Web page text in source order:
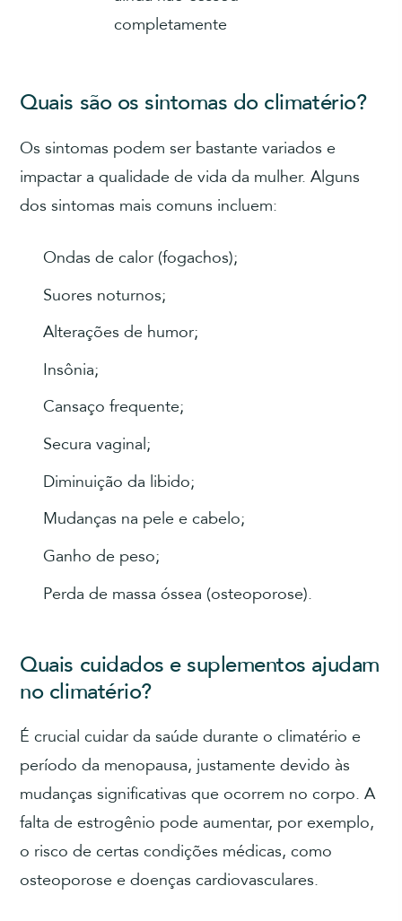
completamente
Quais são os sintomas do climatério?
Os sintomas podem ser bastante variados e
impactar a qualidade de vida da mulher. Alguns
dos sintomas mais comuns incluem:
Ondas de calor (fogachos);
Suores noturnos;
Alterações de humor;
Insônia;
Cansaço frequente;
Secura vaginal;
Diminuição da libido;
Mudanças na pele e cabelo;
Ganho de peso;
Perda de massa óssea (osteoporose).
Quais cuidados e suplementos ajudam
no climatério?
É crucial cuidar da saúde durante o climatério e
período da menopausa, justamente devido às
mudanças significativas que ocorrem no corpo. A
falta de estrogênio pode aumentar, por exemplo,
o risco de certas condições médicas, como
osteoporose e doenças cardiovasculares.